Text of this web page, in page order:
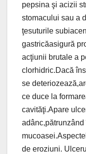
pepsina şi acizii
stomacului sau a
ţesuturile
gastricăasigură
acţiunii brutale a
clorhidric.Dacă
se
ce duce la
cavităţi.Apare
de eroziuni.